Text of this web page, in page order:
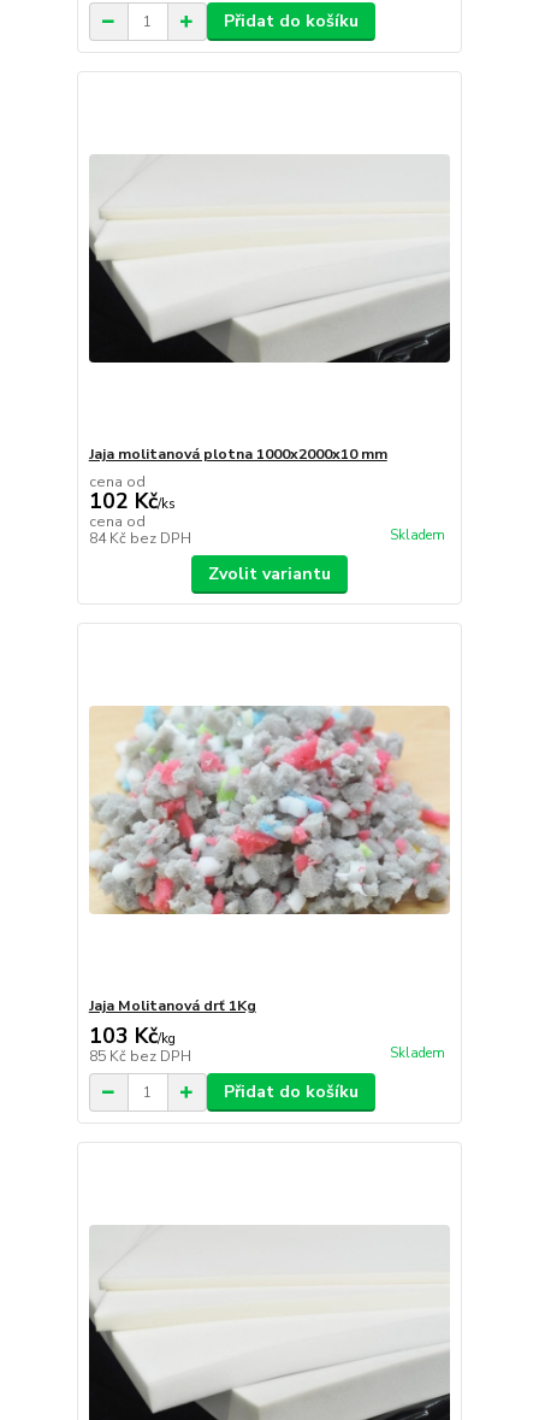
Přidat do košíku
Jaja molitanová plotna 1000x2000x10 mm
cena od
102 Kč/ks
cena od
84 Kč bez DPH Skladem
Zvolit variantu
Jaja Molitanová drť 1Kg
103 Kč/kg
85 Kč bez DPH Skladem
Přidat do košíku